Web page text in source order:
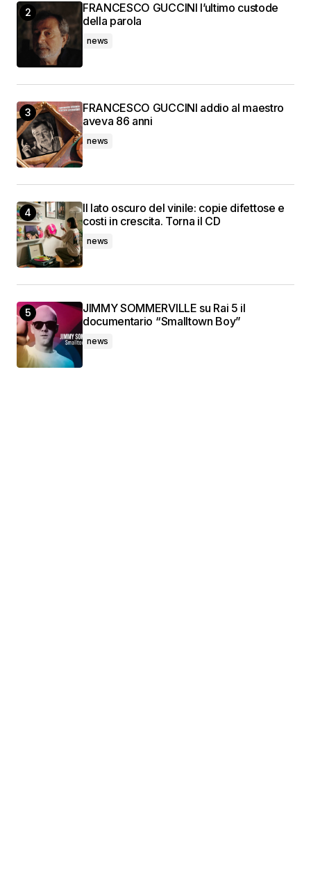
FRANCESCO GUCCINI l’ultimo custode
della parola
news
FRANCESCO GUCCINI addio al maestro
aveva 86 anni
news
Il lato oscuro del vinile: copie difettose e
costi in crescita. Torna il CD
news
JIMMY SOMMERVILLE su Rai 5 il
documentario “Smalltown Boy”
news